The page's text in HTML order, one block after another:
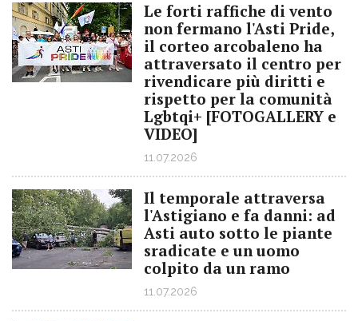
Le forti raffiche di vento
non fermano l'Asti Pride,
il corteo arcobaleno ha
attraversato il centro per
rivendicare più diritti e
rispetto per la comunità
Lgbtqi+ [FOTOGALLERY e
VIDEO]
11.07.2026
Il temporale attraversa
l'Astigiano e fa danni: ad
Asti auto sotto le piante
sradicate e un uomo
colpito da un ramo
11.07.2026